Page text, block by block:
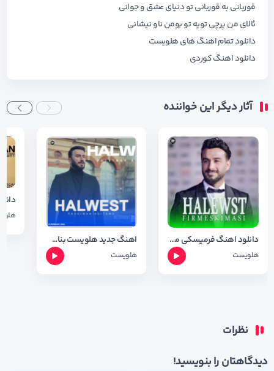
قوربانی به قوربانی تو دنیای عشق و جوانی
ئالای من پرچی تویه تو بومن ناو نیشانی
دانلود تمام اهنگ های هلویست
دانلود اهنگ کوردی
آثار دیگر این خواننده
دانلود اهنگ فرمیسکی ماسی هلویست محمد + شعر اهنگ
هلویست
اهنگ جدید هلویست بنام پشیمان ئه بیتوه + متن اهنگ
هلویست
نظرات
دیدگاهتان را بنویسید!